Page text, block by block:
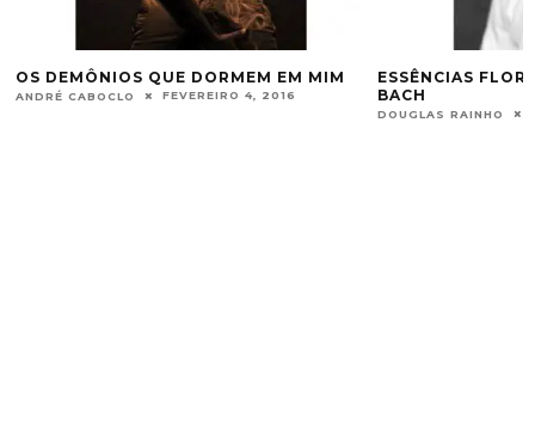
ESSÊNCIAS FLORAIS – DR. EDWARD
BACH
TEM ORIXÁ NA